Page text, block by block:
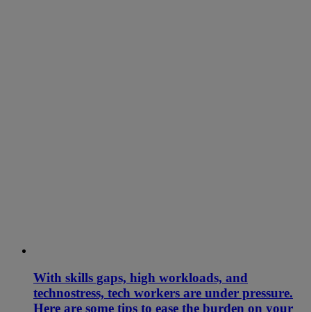
With skills gaps, high workloads, and
technostress, tech workers are under pressure.
Here are some tips to ease the burden on your